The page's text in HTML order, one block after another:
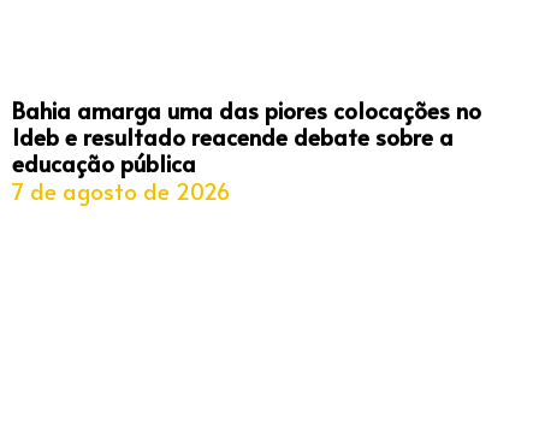
Bahia amarga uma das piores colocações no
Ideb e resultado reacende debate sobre a
educação pública
7 de agosto de 2026